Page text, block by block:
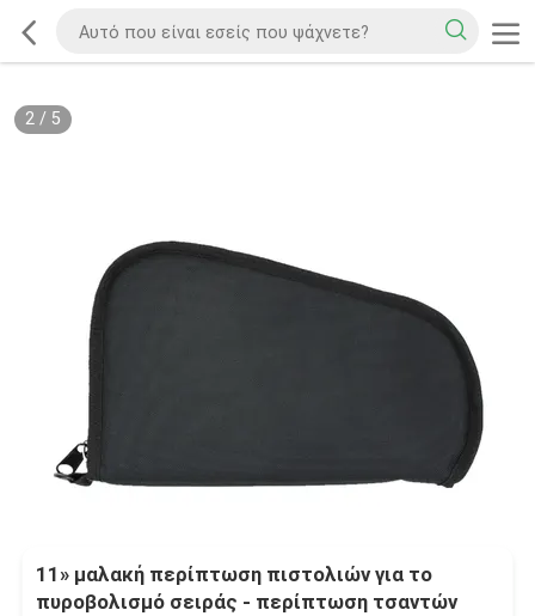
2/ 5
11» μαλακή περίπτωση πιστολιών για το
πυροβολισμό σειράς - περίπτωση τσαντών